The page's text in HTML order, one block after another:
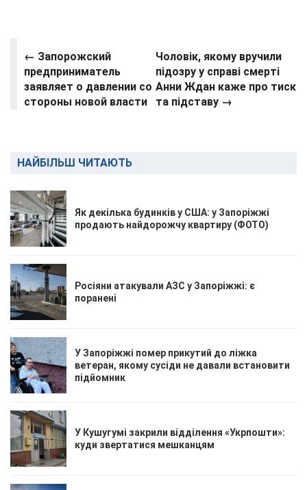
← Запорожский
предприниматель
заявляет о давлении со
стороны новой власти
Чоловік, якому вручили
підозру у справі смерті
Анни Ждан каже про тиск
та підставу →
НАЙБІЛЬШ ЧИТАЮТЬ
Як декілька будинків у США: у Запоріжжі
продають найдорожчу квартиру (ФОТО)
Росіяни атакували АЗС у Запоріжжі: є
поранені
У Запоріжжі помер прикутий до ліжка
ветеран, якому сусіди не давали встановити
підйомник
У Кушугумі закрили відділення «Укрпошти»:
куди звертатися мешканцям